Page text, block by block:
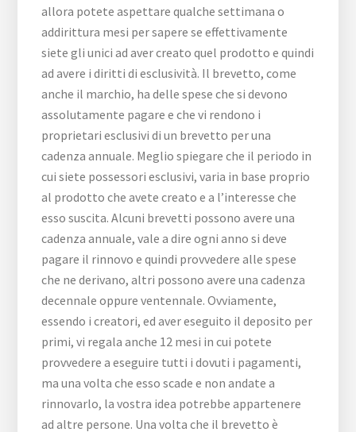
allora potete aspettare qualche settimana o
addirittura mesi per sapere se effettivamente
siete gli unici ad aver creato quel prodotto e quindi
ad avere i diritti di esclusività. Il brevetto, come
anche il marchio, ha delle spese che si devono
assolutamente pagare e che vi rendono i
proprietari esclusivi di un brevetto per una
cadenza annuale. Meglio spiegare che il periodo in
cui siete possessori esclusivi, varia in base proprio
al prodotto che avete creato e a l’interesse che
esso suscita. Alcuni brevetti possono avere una
cadenza annuale, vale a dire ogni anno si deve
pagare il rinnovo e quindi provvedere alle spese
che ne derivano, altri possono avere una cadenza
decennale oppure ventennale. Ovviamente,
essendo i creatori, ed aver eseguito il deposito per
primi, vi regala anche 12 mesi in cui potete
provvedere a eseguire tutti i dovuti i pagamenti,
ma una volta che esso scade e non andate a
rinnovarlo, la vostra idea potrebbe appartenere
ad altre persone. Una volta che il brevetto è